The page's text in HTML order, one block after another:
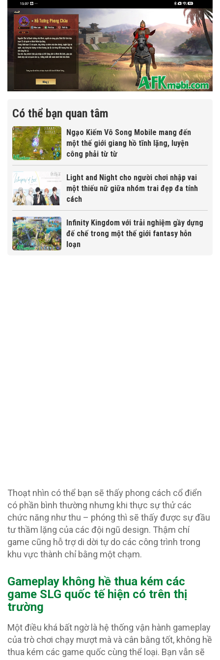
Có thể bạn quan tâm
Ngạo Kiếm Vô Song Mobile mang đến
một thế giới giang hồ tĩnh lặng, luyện
công phải từ từ
Light and Night cho người chơi nhập vai
một thiếu nữ giữa nhóm trai đẹp đa tính
cách
Infinity Kingdom với trải nghiệm gầy dựng
đế chế trong một thế giới fantasy hỗn
loạn
Thoạt nhìn có thể bạn sẽ thấy phong cách cổ điển
có phần bình thường nhưng khi thực sự thử các
chức năng như thu – phóng thì sẽ thấy được sự đầu
tư thầm lặng của các đội ngũ design. Thậm chí
game cũng hỗ trợ di dời tự do các công trình trong
khu vực thành chỉ bằng một chạm.
Gameplay không hề thua kém các
game SLG quốc tế hiện có trên thị
trường
Một điều khá bất ngờ là hệ thống vận hành gameplay
của trò chơi chạy mượt mà và cân bằng tốt, không hề
thua kém các game quốc cùng thể loại. Bạn vẫn sẽ